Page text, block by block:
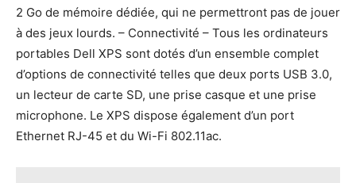
2 Go de mémoire dédiée, qui ne permettront pas de jouer
à des jeux lourds. – Connectivité – Tous les ordinateurs
portables Dell XPS sont dotés d’un ensemble complet
d’options de connectivité telles que deux ports USB 3.0,
un lecteur de carte SD, une prise casque et une prise
microphone. Le XPS dispose également d’un port
Ethernet RJ-45 et du Wi-Fi 802.11ac.